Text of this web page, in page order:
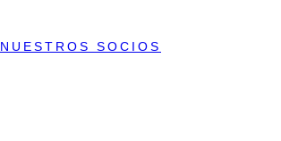
NUESTROS SOCIOS